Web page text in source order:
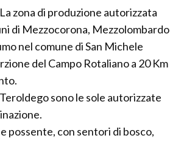
zona di produzione autorizzata
di Mezzocorona, Mezzolombardo
nel comune di San Michele
del Campo Rotaliano a 20 Km
sono le sole autorizzate
possente, con sentori di bosco,